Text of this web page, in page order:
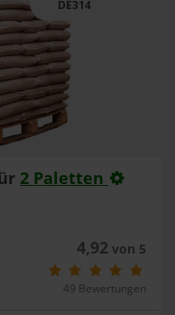
DE314
2 Paletten
4,92von 5
49 Bewertungen